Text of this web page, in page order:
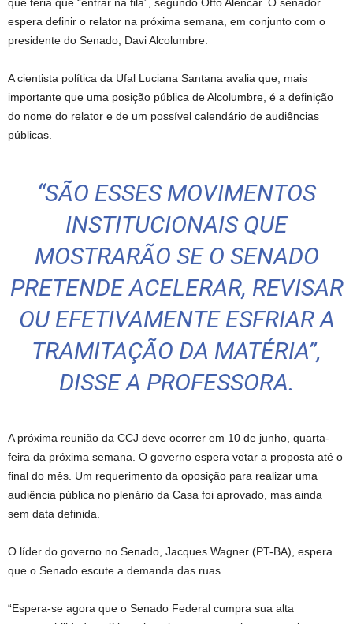
espera definir o relator na próxima semana, em conjunto com o
presidente do Senado, Davi Alcolumbre.
A cientista política da Ufal Luciana Santana avalia que, mais
importante que uma posição pública de Alcolumbre, é a definição
do nome do relator e de um possível calendário de audiências
públicas.
“SÃO ESSES MOVIMENTOS
INSTITUCIONAIS QUE
MOSTRARÃO SE O SENADO
PRETENDE ACELERAR, REVISAR
OU EFETIVAMENTE ESFRIAR A
TRAMITAÇÃO DA MATÉRIA”,
DISSE A PROFESSORA.
A próxima reunião da CCJ deve ocorrer em 10 de junho, quarta-
feira da próxima semana. O governo espera votar a proposta até o
final do mês. Um requerimento da oposição para realizar uma
audiência pública no plenário da Casa foi aprovado, mas ainda
sem data definida.
O líder do governo no Senado, Jacques Wagner (PT-BA), espera
que o Senado escute a demanda das ruas.
“Espera-se agora que o Senado Federal cumpra sua alta